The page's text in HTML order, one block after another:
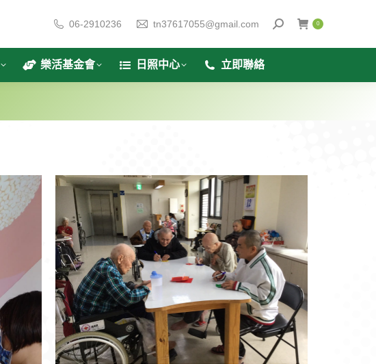
06-2910236 tn37617055@gmail.com 0
樂活基金會 日照中心 立即聯絡